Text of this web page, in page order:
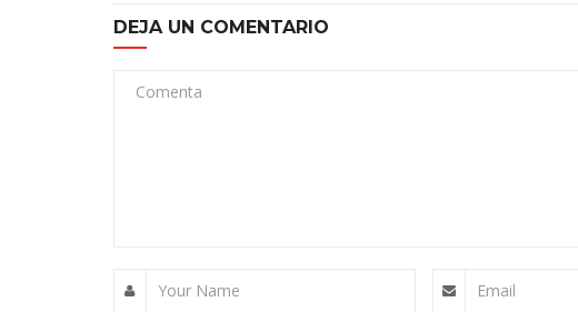
DEJA UN COMENTARIO
Comenta
Your Name Email